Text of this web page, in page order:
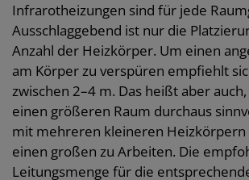
Infrarotheizungen sind für jede
Ausschlaggebend ist nur die
Anzahl der Heizkörper. Um einen
am Körper zu verspüren empfiehlt
zwischen 2–4 m. Das heißt aber
einen größeren Raum durchaus
mit mehreren kleineren
einen großen zu Arbeiten. Die
Leitungsmenge für die